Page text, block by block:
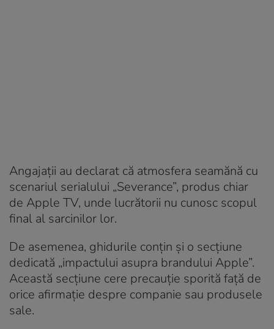
Angajații au declarat că atmosfera seamănă cu
scenariul serialului „Severance”, produs chiar
de Apple TV, unde lucrătorii nu cunosc scopul
final al sarcinilor lor.
De asemenea, ghidurile conțin și o secțiune
dedicată „impactului asupra brandului Apple”.
Această secțiune cere precauție sporită față de
orice afirmație despre companie sau produsele
sale.